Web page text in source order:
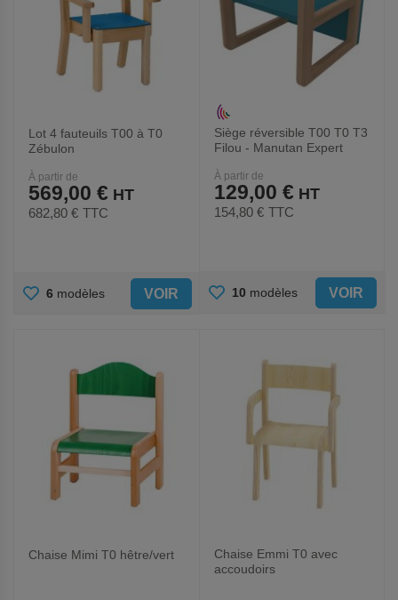
Lot 4 fauteuils T00 à T0
Zébulon
À partir de
569,00 €
682,80 € TTC
AJOUTER
6 modèles VOIR
Siège réversible T00 T0 T3
Filou - Manutan Expert
À partir de
129,00 €
154,80 € TTC
AJOUTER
10 modèles VOIR
Chaise Mimi T0 hêtre/vert
Chaise Emmi T0 avec
accoudoirs